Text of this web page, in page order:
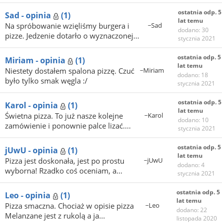
Sad - opinia (1)
Na spróbowanie wzięliśmy burgera i
pizze. Jedzenie dotarło o wyznaczonej...
~Sad
ostatnia odp. 5
lat temu
dodano: 30
stycznia 2021
Miriam - opinia (1)
Niestety dostałem spalona pizzę. Czuć
było tylko smak węgla :/
~Miriam
ostatnia odp. 5
lat temu
dodano: 18
stycznia 2021
Karol - opinia (1)
Świetna pizza. To już nasze kolejne
zamówienie i ponownie palce lizać....
~Karol
ostatnia odp. 5
lat temu
dodano: 10
stycznia 2021
jUwU - opinia (1)
Pizza jest doskonała, jest po prostu
wyborna! Rzadko coś oceniam, a...
~jUwU
ostatnia odp. 5
lat temu
dodano: 4
stycznia 2021
Leo - opinia (1)
Pizza smaczna. Chociaż w opisie pizza
Melanzane jest z rukolą a ja...
~Leo
ostatnia odp. 5
lat temu
dodano: 22
listopada 2020